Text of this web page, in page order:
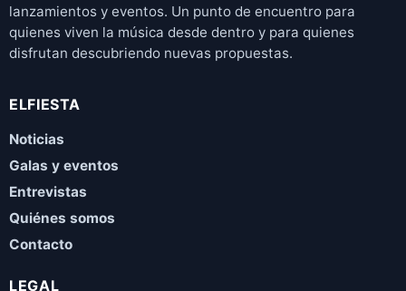
lanzamientos y eventos. Un punto de encuentro para
quienes viven la música desde dentro y para quienes
disfrutan descubriendo nuevas propuestas.
ELFIESTA
Noticias
Galas y eventos
Entrevistas
Quiénes somos
Contacto
LEGAL